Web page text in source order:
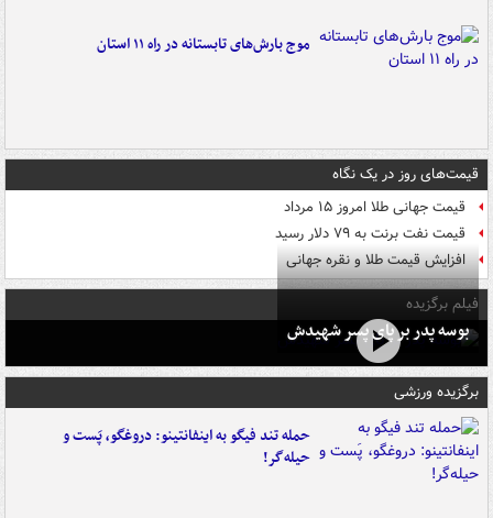
موج بارش‌های تابستانه در راه ۱۱ استان
قیمت‌های روز در یک نگاه
قیمت جهانی طلا امروز ۱۵ مرداد
قیمت نفت برنت به ۷۹ دلار رسید
افزایش قیمت طلا و نقره جهانی
فیلم برگزیده
بوسه‌ پدر بر پای پسر شهیدش
برگزیده ورزشی
حمله تند فیگو به اینفانتینو: دروغگو، پَست‌ و
حیله‌گر!